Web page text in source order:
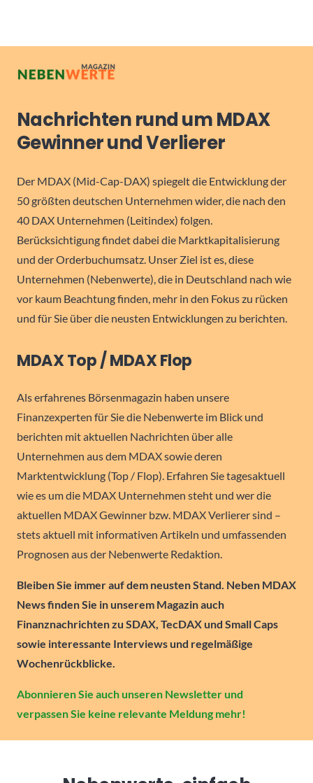
Nachrichten rund um MDAX
Gewinner und Verlierer
Der MDAX (Mid-Cap-DAX) spiegelt die Entwicklung der
50 größten deutschen Unternehmen wider, die nach den
40 DAX Unternehmen (Leitindex) folgen.
Berücksichtigung findet dabei die Marktkapitalisierung
und der Orderbuchumsatz. Unser Ziel ist es, diese
Unternehmen (Nebenwerte), die in Deutschland nach wie
vor kaum Beachtung finden, mehr in den Fokus zu rücken
und für Sie über die neusten Entwicklungen zu berichten.
MDAX Top / MDAX Flop
Als erfahrenes Börsenmagazin haben unsere
Finanzexperten für Sie die Nebenwerte im Blick und
berichten mit aktuellen Nachrichten über alle
Unternehmen aus dem MDAX sowie deren
Marktentwicklung (Top / Flop). Erfahren Sie tagesaktuell
wie es um die MDAX Unternehmen steht und wer die
aktuellen MDAX Gewinner bzw. MDAX Verlierer sind –
stets aktuell mit informativen Artikeln und umfassenden
Prognosen aus der Nebenwerte Redaktion.
Bleiben Sie immer auf dem neusten Stand. Neben MDAX
News finden Sie in unserem Magazin auch
Finanznachrichten zu SDAX, TecDAX und Small Caps
sowie interessante Interviews und regelmäßige
Wochenrückblicke.
Abonnieren Sie auch unseren Newsletter und
verpassen Sie keine relevante Meldung mehr!